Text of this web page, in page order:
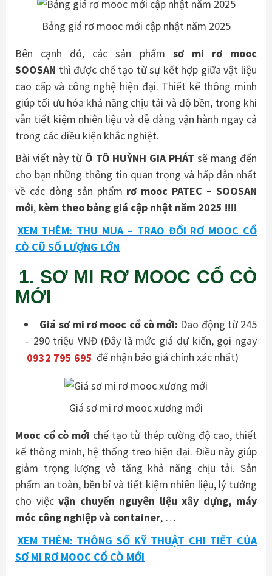
Bảng giá rơ mooc mới cập nhật năm 2025
Bên cạnh đó, các sản phẩm sơ mi rơ mooc
SOOSAN thì được chế tạo từ sự kết hợp giữa vật liệu
cao cấp và công nghệ hiện đại. Thiết kế thông minh
giúp tối ưu hóa khả năng chịu tải và độ bền, trong khi
vẫn tiết kiệm nhiên liệu và dễ dàng vận hành ngay cả
trong các điều kiện khắc nghiệt.
Bài viết này từ Ô TÔ HUỲNH GIA PHÁT sẽ mang đến
cho bạn những thông tin quan trọng và hấp dẫn nhất
về các dòng sản phẩm rơ mooc PATEC – SOOSAN
mới, kèm theo bảng giá cập nhật năm 2025 !!!!
XEM THÊM: THU MUA – TRAO ĐỔI RƠ MOOC CỔ
CÒ CŨ SỐ LƯỢNG LỚN
1. SƠ MI RƠ MOOC CỔ CÒ
MỚI
Giá sơ mi rơ mooc cổ cò mới: Dao động từ 245
– 290 triệu VNĐ (Đây là mức giá dự kiến, gọi ngay
0932 795 695 để nhận báo giá chính xác nhất)
Giá sơ mi rơ mooc xương mới
Mooc cổ cò mới chế tạo từ thép cường độ cao, thiết
kế thông minh, hệ thống treo hiện đại. Điều này giúp
giảm trọng lượng và tăng khả năng chịu tải. Sản
phẩm an toàn, bền bỉ và tiết kiệm nhiên liệu, lý tưởng
cho việc vận chuyển nguyên liệu xây dựng, máy
móc công nghiệp và container, …
XEM THÊM: THÔNG SỐ KỸ THUẬT CHI TIẾT CỦA
SƠ MI RƠ MOOC CỔ CÒ MỚI